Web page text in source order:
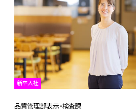
新卒入社
品質管理部表示・検査課